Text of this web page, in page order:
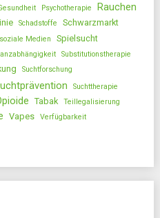
Psychotherapie
Rauchen
Schadstoffe Schwarzmarkt
soziale Medien
Spielsucht
Substitutionstherapie
Suchtforschung
Suchttherapie
Tabak
Teillegalisierung
Vapes
Verfügbarkeit